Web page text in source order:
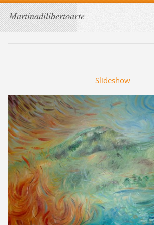
Martinadilibertoarte
Slideshow